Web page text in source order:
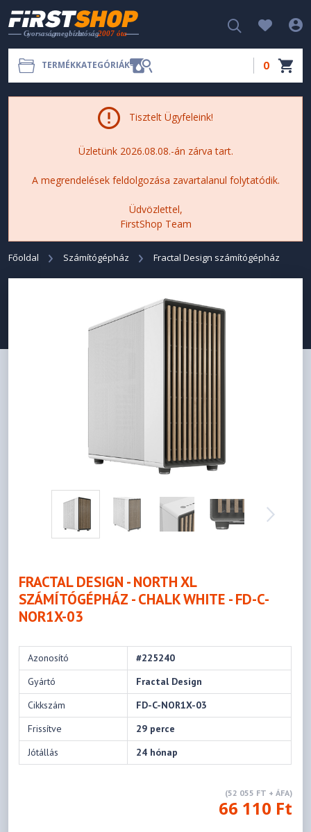
TERMÉKKATEGÓRIÁK 0
Tisztelt Ügyfeleink!
Üzletünk 2026.08.08.-án zárva tart.
A megrendelések feldolgozása zavartalanul folytatódik.
Üdvözlettel,
FirstShop Team
Főoldal Számítógépház Fractal Design számítógépház
FRACTAL DESIGN - NORTH XL
SZÁMÍTÓGÉPHÁZ - CHALK WHITE - FD-C-
NOR1X-03
Azonosító
#225240
Gyártó
Fractal Design
Cikkszám
FD-C-NOR1X-03
Frissítve
29 perce
Jótállás
24 hónap
(52 055 FT + ÁFA)
66 110 Ft